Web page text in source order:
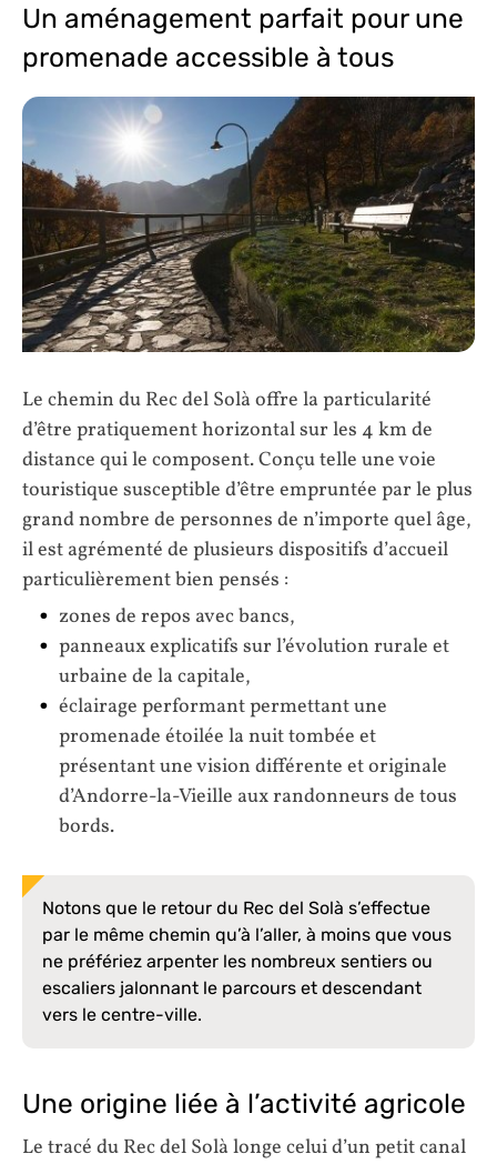
Un aménagement parfait pour une
promenade accessible à tous
Le chemin du Rec del Solà offre la particularité
d’être pratiquement horizontal sur les 4 km de
distance qui le composent. Conçu telle une voie
touristique susceptible d’être empruntée par le plus
grand nombre de personnes de n’importe quel âge,
il est agrémenté de plusieurs dispositifs d’accueil
particulièrement bien pensés :
zones de repos avec bancs,
panneaux explicatifs sur l’évolution rurale et
urbaine de la capitale,
éclairage performant permettant une
promenade étoilée la nuit tombée et
présentant une vision différente et originale
d’Andorre-la-Vieille aux randonneurs de tous
bords.
Notons que le retour du Rec del Solà s’effectue
par le même chemin qu’à l’aller, à moins que vous
ne préfériez arpenter les nombreux sentiers ou
escaliers jalonnant le parcours et descendant
vers le centre-ville.
Une origine liée à l’activité agricole
Le tracé du Rec del Solà longe celui d’un petit canal